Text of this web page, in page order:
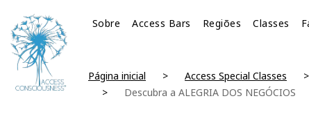
Sobre Access Bars Regiões Classes
Página inicial Access Special Classes
Descubra a ALEGRIA DOS NEGÓCIOS